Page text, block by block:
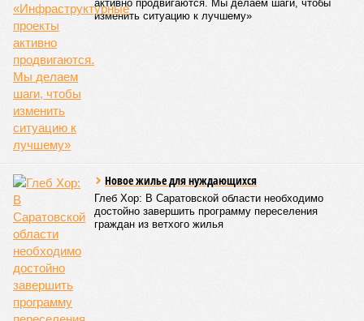
активно продвигаются. Мы делаем шаги, чтобы
изменить ситуацию к лучшему»
Новое жилье для нуждающихся
Глеб Хор: В Саратовской области необходимо
достойно завершить программу переселения
граждан из ветхого жилья